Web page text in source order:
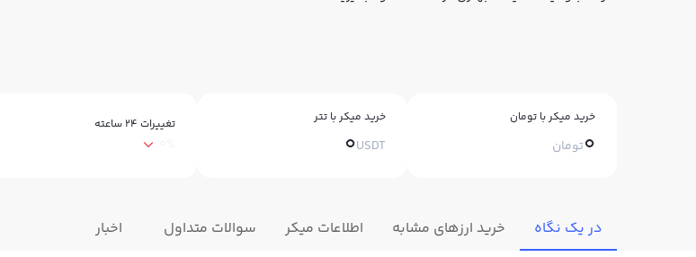
خرید میکر با تومان
0تومان
خرید میکر با تتر
0USDT
تغییرات ۲۴ ساعته
در یک نگاه خرید ارزهای مشابه اطلاعات میکر سوالات متداول اخبار